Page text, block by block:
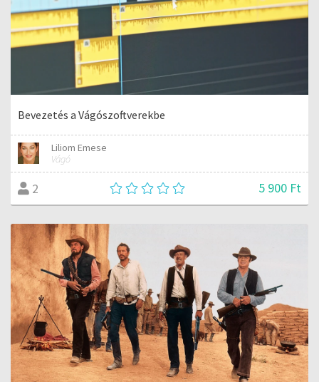
Bevezetés a Vágószoftverekbe
Liliom Emese
Vágó
2 5 900 Ft